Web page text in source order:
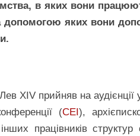
в яких вони
допомогою яких вони
XIV прийняв на аудієнції
(CEI),
працівників